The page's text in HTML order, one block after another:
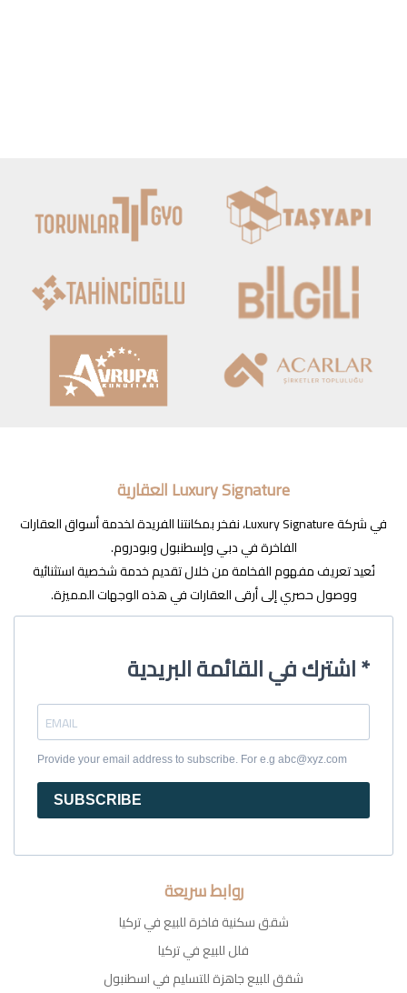
Luxury Signature العقارية
في شركة Luxury Signature، نفخر بمكانتنا الفريدة لخدمة أسواق العقارات
الفاخرة في دبي وإسطنبول وبودروم.
نُعيد تعريف مفهوم الفخامة من خلال تقديم خدمة شخصية استثنائية
ووصول حصري إلى أرقى العقارات في هذه الوجهات المميزة.
اشترك في القائمة البريدية *
Provide your email address to subscribe. For e.g abc@xyz.com
SUBSCRIBE
روابط سريعة
شقق سكنية فاخرة للبيع في تركيا
فلل للبيع في تركيا
شقق للبيع جاهزة للتسليم في اسطنبول